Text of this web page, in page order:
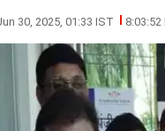
30, 2025, 01:33 IST 8:03:52